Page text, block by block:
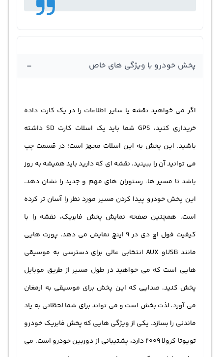
پخش خودرو با ویژگی های خاص -
اگر می خواهید نقشه یا سایر اطلاعات را در یک کارت داده
خریداری کنید، GPS شما باید یک اسلات کارت SD داشته
باشید. این پخش به این اسلات مجهز است؛ در قسمت چپ
می توانید آن را ببینید. نقشه ای که دارید باید همیشه به روز
باشد تا مسیر ها، رستوران های مهم و جدید را نشان دهد.
این پخش خودرو پیدا کردن مسیر مورد نظر را آسان تر کرده
است. همچنین صفحه نمایش پخش فابریک، نقشه را با
کیفیت فول اچ دی در 9 اینچ نمایش می دهد. پورت هایی
مانند USBو AUX انتخابی عالی برای دسترسی به موسیقی
هایی است که می خواهید در طول مسیر از طریق موبایل
پخش کنید. صدایی که این پخش برای موسیقی به ارمغان
می آورد، لذت بخش است و می تواند برای شما لحظاتی به یاد
ماندنی را بسازد. یکی از ویژگی هایی که پخش فابریک خودرو
تویوتا کرولا 2009 دارد، پشتیبانی از
دوربین خودرو است. می